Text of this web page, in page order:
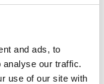
and ads, to
analyse our traffic.
use of our site with